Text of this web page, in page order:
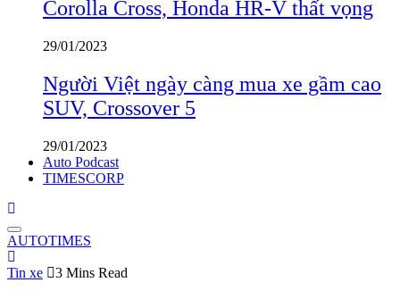
Corolla Cross, Honda HR-V thất vọng
29/01/2023
Người Việt ngày càng mua xe gầm cao
SUV, Crossover 5
29/01/2023
Auto Podcast
TIMESCORP
AUTOTIMES
Tin xe 3 Mins Read